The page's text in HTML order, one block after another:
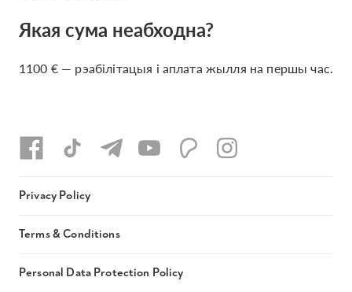
Якая сума неабходна?
1100 € — рэабілітацыя і аплата жылля на першы час.
Privacy Policy
Terms & Conditions
Personal Data Protection Policy